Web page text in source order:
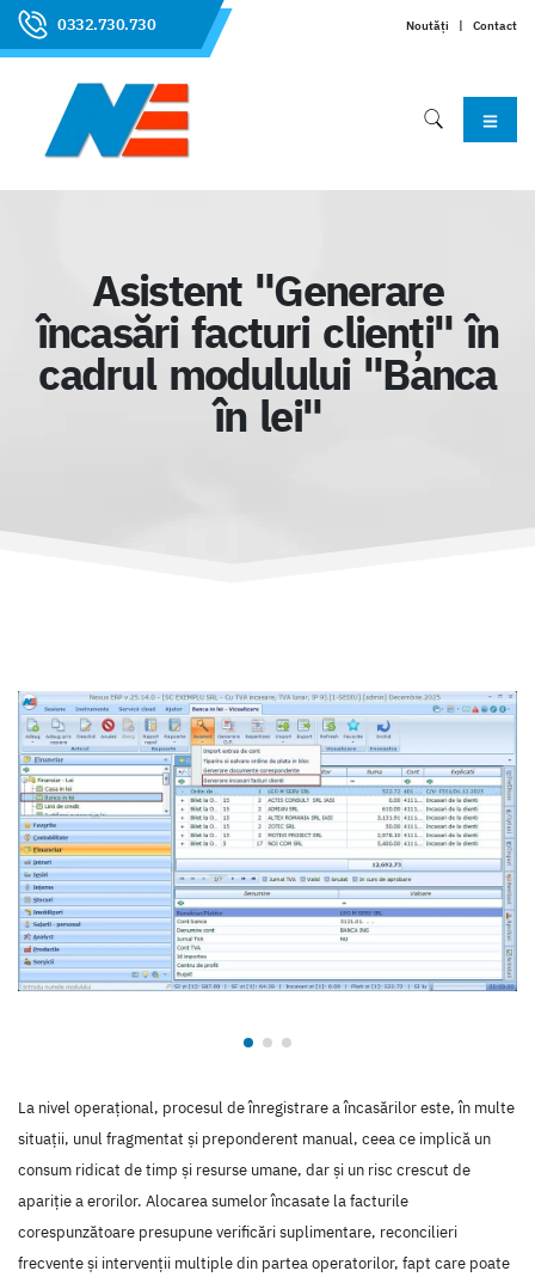
0332.730.730 Noutăți | Contact
Asistent "Generare
încasări facturi clienți" în
cadrul modulului "Banca
în lei"
La nivel operațional, procesul de înregistrare a încasărilor este, în multe
situații, unul fragmentat și preponderent manual, ceea ce implică un
consum ridicat de timp și resurse umane, dar și un risc crescut de
apariție a erorilor. Alocarea sumelor încasate la facturile
corespunzătoare presupune verificări suplimentare, reconcilieri
frecvente și intervenții multiple din partea operatorilor, fapt care poate